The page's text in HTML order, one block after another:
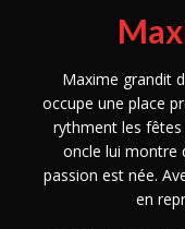
Maxime grandit
occupe une place
rythment les fêtes
oncle lui montre
passion est née.
en